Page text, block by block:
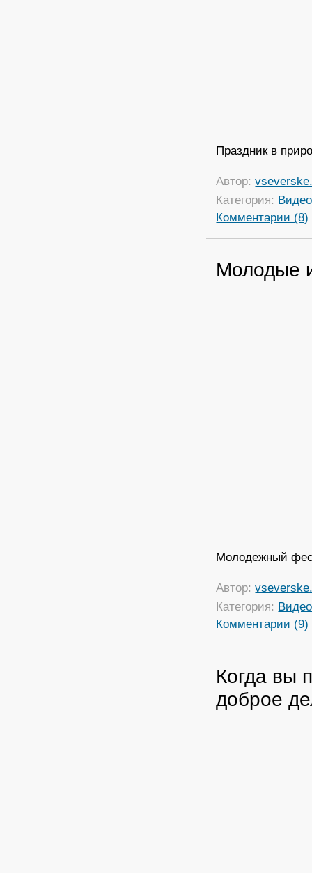
Праздник в
Автор:
Категория: Видео
Комментарии (8)
Молодые
Молодежный
Автор:
Категория: Видео
Комментарии (9)
Когда вы
доброе